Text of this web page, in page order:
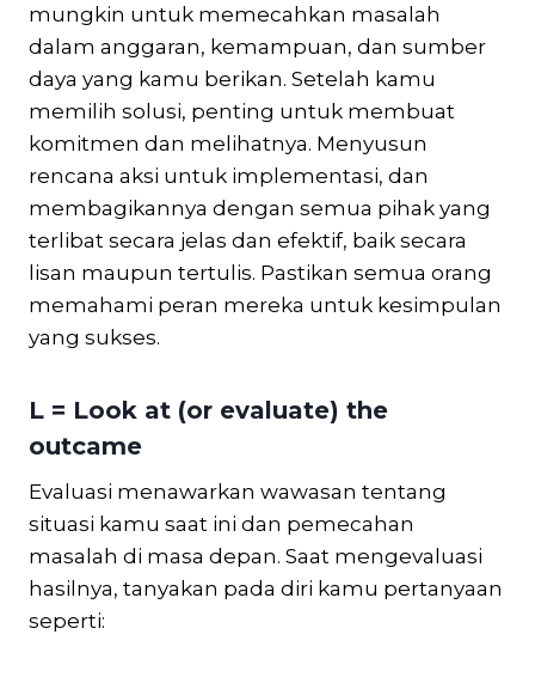
mungkin untuk memecahkan masalah
dalam anggaran, kemampuan, dan sumber
daya yang kamu berikan. Setelah kamu
memilih solusi, penting untuk membuat
komitmen dan melihatnya. Menyusun
rencana aksi untuk implementasi, dan
membagikannya dengan semua pihak yang
terlibat secara jelas dan efektif, baik secara
lisan maupun tertulis. Pastikan semua orang
memahami peran mereka untuk kesimpulan
yang sukses.
L = Look at (or evaluate) the
outcame
Evaluasi menawarkan wawasan tentang
situasi kamu saat ini dan pemecahan
masalah di masa depan. Saat mengevaluasi
hasilnya, tanyakan pada diri kamu pertanyaan
seperti: